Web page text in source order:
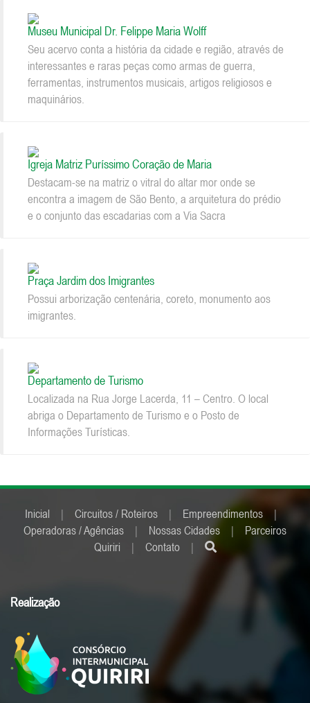
Museu Municipal Dr. Felippe Maria Wolff
Seu acervo conta a história da cidade e região, através de
interessantes e raras peças como armas de guerra,
ferramentas, instrumentos musicais, artigos religiosos e
maquinários.
Igreja Matriz Puríssimo Coração de Maria
Destacam-se na matriz o vitral do altar mor onde se
encontra a imagem de São Bento, a arquitetura do prédio
e o conjunto das escadarias com a Via Sacra
Praça Jardim dos Imigrantes
Possui arborização centenária, coreto, monumento aos
imigrantes.
Departamento de Turismo
Localizada na Rua Jorge Lacerda, 11 – Centro. O local
abriga o Departamento de Turismo e o Posto de
Informações Turísticas.
Inicial | Circuitos / Roteiros | Empreendimentos
|
Operadoras / Agências
| Nossas Cidades |
Parceiros
Quiriri
| Contato |
Realização